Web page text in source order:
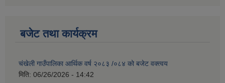
बजेट तथा कार्यक्रम
चंखेली गाउँपालिका आर्थिक वर्ष २०८३ /०८४ को बजेट वक्त्वय
मिति: 06/26/2026 - 14:42